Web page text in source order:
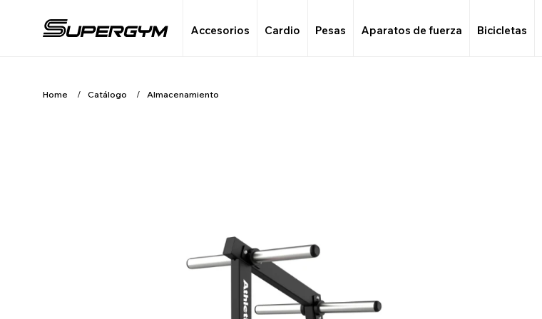
Accesorios Cardio Pesas Aparatos de fuerza Bicicletas
Home Catálogo Almacenamiento